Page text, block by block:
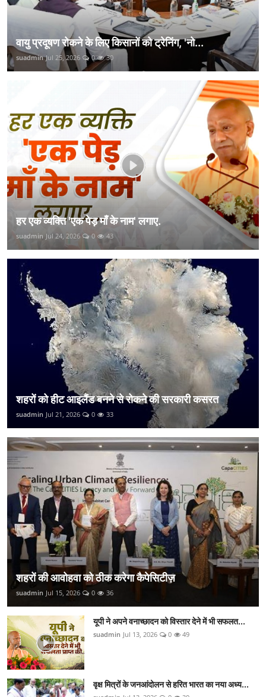
वायु प्रदूषण रोकने के लिए किसानों को ट्रेनिंग, 'नो...
suadmin Jul 25, 2026 0 30
हर एक व्यक्ति 'एक पेड़ माँ के नाम' लगाए.
suadmin Jul 24, 2026 0 43
शहरों को हीट आइलैंड बनने से रोकने की सरकारी कसरत
suadmin Jul 21, 2026 0 33
शहरों की आवोहवा को ठीक करेगा कैपेसिटीज़
suadmin Jul 15, 2026 0 36
यूपी ने अपने वनाच्छादन को विस्तार देने में भी सफलत...
suadmin Jul 13, 2026 0 49
वृक्ष मित्रों के जनआंदोलन से हरित भारत का नया अध्य...